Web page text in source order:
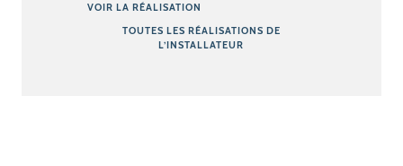
VOIR LA RÉALISATION
TOUTES LES RÉALISATIONS DE
L’INSTALLATEUR